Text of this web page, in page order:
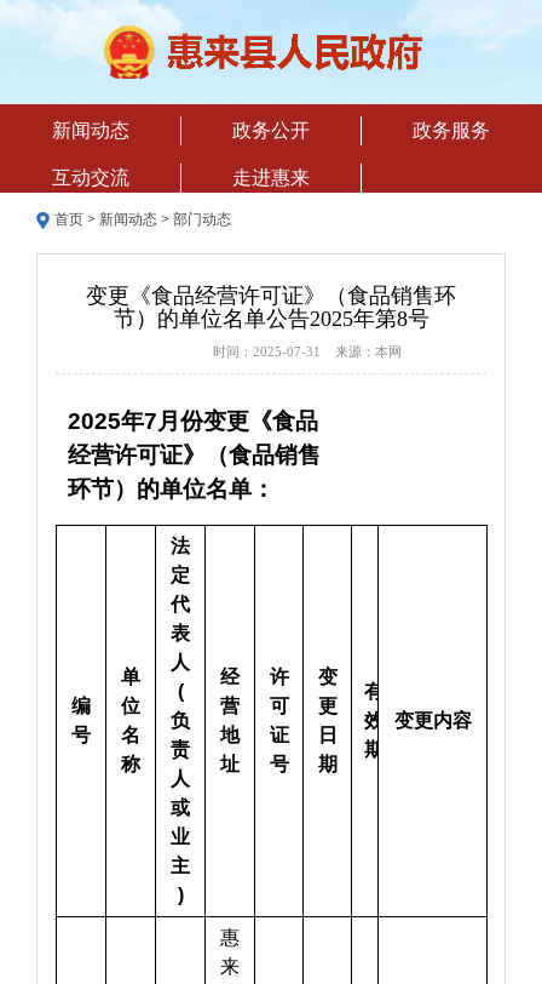
新闻动态 政务公开 政务服务
互动交流 走进惠来
首页 > 新闻动态 > 部门动态
变更《食品经营许可证》（食品销售环
节）的单位名单公告2025年第8号
时间：2025-07-31 来源：本网
2025年7月份变更《食品
经营许可证》（食品销售
环节）的单位名单：
编
号
单
位
名
称
法
定
代
表
人
(
负
责
人
或
业
主
)
经
营
地
址
许
可
证
号
变
更
日
期
有
效
期
变更内容
惠
来